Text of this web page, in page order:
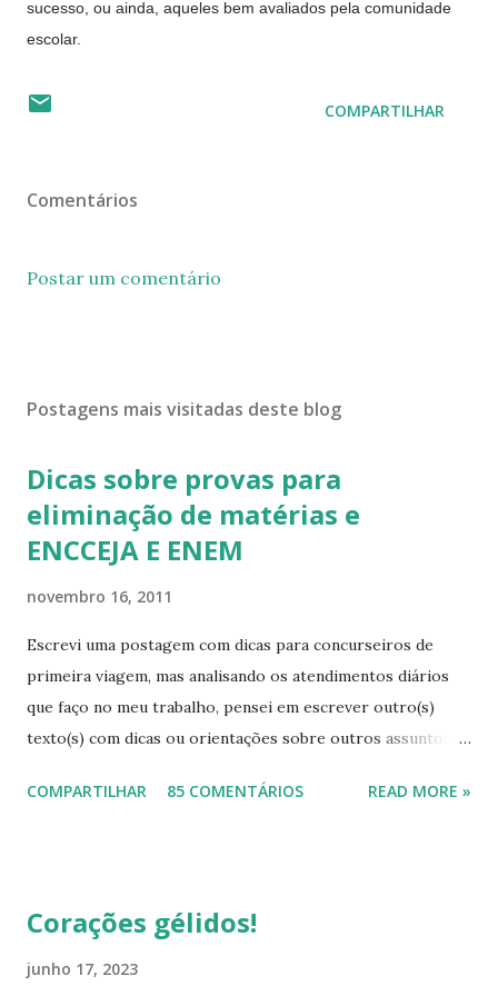
sucesso, ou ainda, aqueles bem avaliados pela comunidade
escolar.
COMPARTILHAR
Comentários
Postar um comentário
Postagens mais visitadas deste blog
Dicas sobre provas para
eliminação de matérias e
ENCCEJA E ENEM
novembro 16, 2011
Escrevi uma postagem com dicas para concurseiros de
primeira viagem, mas analisando os atendimentos diários
que faço no meu trabalho, pensei em escrever outro(s)
texto(s) com dicas ou orientações sobre outros assuntos,
continuam sem conhecimentos básicos, que podem ajudá-
vou falar um pouco das provas para eliminação de matérias.
COMPARTILHAR 85 COMENTÁRIOS READ MORE »
Corações gélidos!
junho 17, 2023